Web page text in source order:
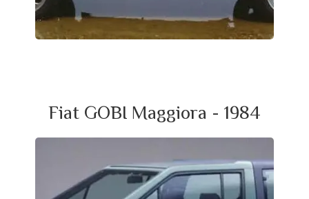
Fiat GOBI Maggiora - 1984